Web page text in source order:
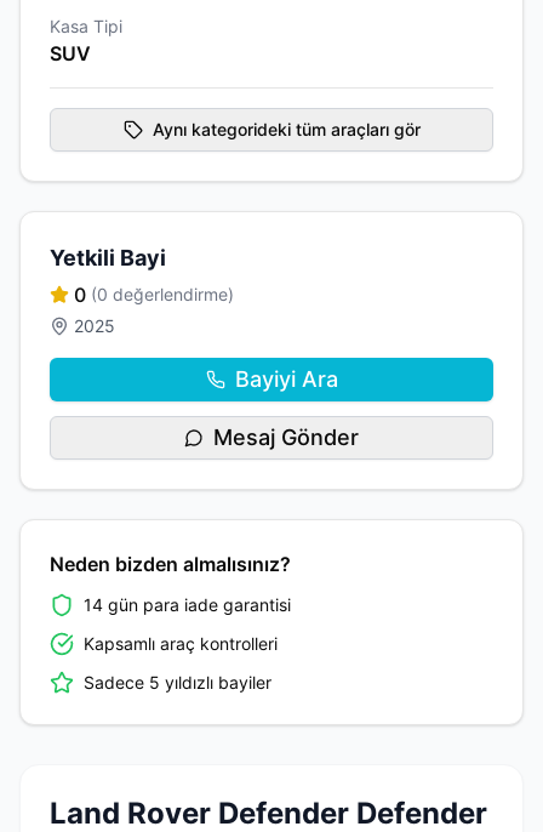
Kasa Tipi
SUV
Aynı kategorideki tüm araçları gör
Yetkili Bayi
0 (0 değerlendirme)
2025
Bayiyi Ara
Mesaj Gönder
Neden bizden almalısınız?
14 gün para iade garantisi
Kapsamlı araç kontrolleri
Sadece 5 yıldızlı bayiler
Land Rover Defender Defender